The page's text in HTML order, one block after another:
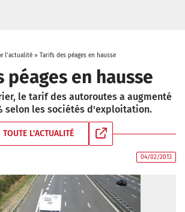
l'actualité »Tarifs des péages en hausse
péages en hausse
le tarif des autoroutes a augmenté
selon les sociétés d'exploitation.
TOUTE L'ACTUALITÉ
04/02/2013